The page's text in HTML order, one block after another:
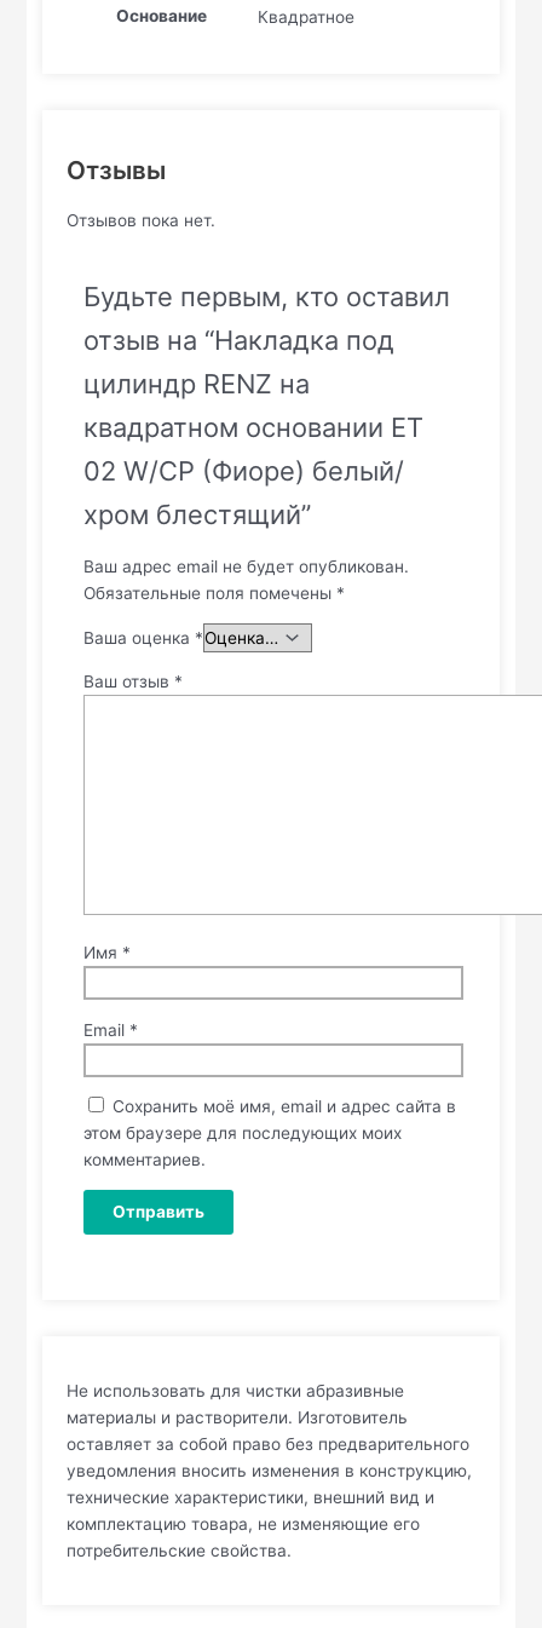
Основание Квадратное
Отзывы
Отзывов пока нет.
Будьте первым, кто оставил
отзыв на “Накладка под
цилиндр RENZ на
квадратном основании ET
02 W/CP (Фиоре) белый/
хром блестящий”
Ваш адрес email не будет опубликован.
Обязательные поля помечены *
Ваша оценка *
Ваш отзыв *
Имя *
Email *
Сохранить моё имя, email и адрес сайта в
этом браузере для последующих моих
комментариев.
Не использовать для чистки абразивные
материалы и растворители. Изготовитель
оставляет за собой право без предварительного
уведомления вносить изменения в конструкцию,
технические характеристики, внешний вид и
комплектацию товара, не изменяющие его
потребительские свойства.